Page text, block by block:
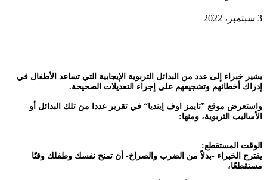
3 سبتمبر، 2022
يشير خبراء إلى عدد من البدائل التربوية الإيجابية التي تساعد الأطفال في
إدراك أخطائهم وتشجيعهم على إجراء التعديلات الصحيحة.
واستعرض موقع ”تايمز اوف إينديا“ في تقرير عددا من تلك البدائل أو
الأساليب التربوية، ومنها:
الوقت المستقطع:
يقترح الخبراء -بدلاً من الضرب والصراخ- أن تمنح نفسك وطفلك وقتًا
مستقطعًا،